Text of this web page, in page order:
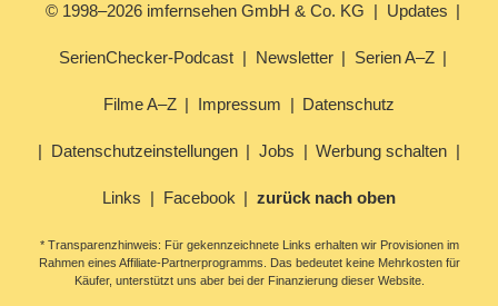
© 1998–2026 imfernsehen GmbH & Co. KG Updates
SerienChecker-Podcast Newsletter Serien A–Z
Filme A–Z Impressum Datenschutz
Datenschutzeinstellungen Jobs Werbung schalten
Links Facebook zurück nach oben
* Transparenzhinweis: Für gekennzeichnete Links erhalten wir Provisionen im
Rahmen eines Affiliate-Partnerprogramms. Das bedeutet keine Mehrkosten für
Käufer, unterstützt uns aber bei der Finanzierung dieser Website.